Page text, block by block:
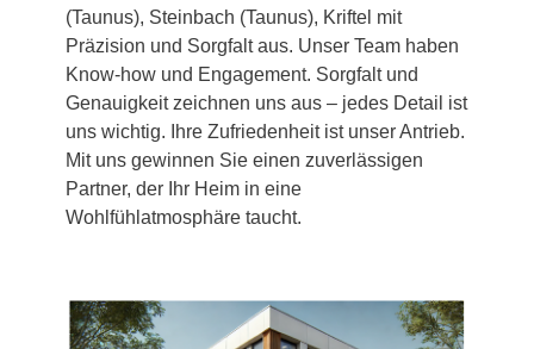
(Taunus), Steinbach (Taunus), Kriftel mit
Präzision und Sorgfalt aus. Unser Team haben
Know-how und Engagement. Sorgfalt und
Genauigkeit zeichnen uns aus – jedes Detail ist
uns wichtig. Ihre Zufriedenheit ist unser Antrieb.
Mit uns gewinnen Sie einen zuverlässigen
Partner, der Ihr Heim in eine
Wohlfühlatmosphäre taucht.